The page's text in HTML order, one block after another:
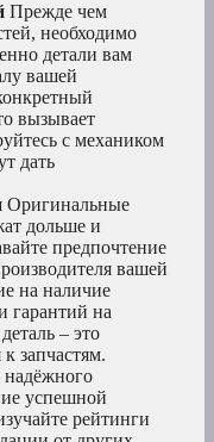
Прежде чем
необходимо
детали вам
вашей
вызывает
с механиком
дать
Оригинальные
дольше и
предпочтение
вашей
на наличие
гарантий на
– это
запчастям.
успешной
рейтинги